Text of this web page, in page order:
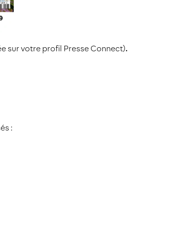
sur votre profil Presse Connect).
: